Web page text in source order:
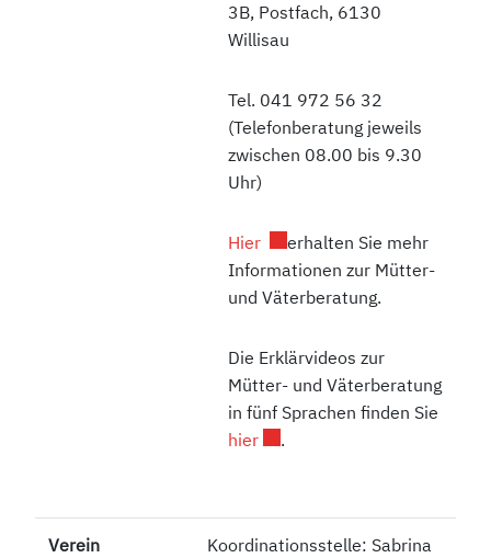
3B, Postfach, 6130
Willisau
Tel. 041 972 56 32
(Telefonberatung jeweils
zwischen 08.00 bis 9.30
Uhr)
Hier Externer Link wird in
erhalten Sie mehr
Informationen zur Mütter-
und Väterberatung.
Die Erklärvideos zur
Mütter- und Väterberatung
in fünf Sprachen finden Sie
hierExterner Link wird in einem
.
Verein
Koordinationsstelle: Sabrina